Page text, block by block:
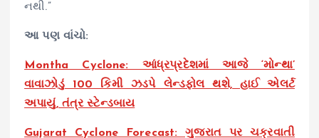
નથી.”
આ પણ વાંચો:
Montha Cyclone: આંધ્રપ્રદેશમાં આજે ‘મોન્થા’
વાવાઝોડું 100 કિમી ઝડપે લેન્ડફોલ થશે, હાઈ એલર્ટ
અપાયું, તંત્ર સ્ટેન્ડબાય
Gujarat Cyclone Forecast: ગુજરાત પર ચક્રવાતી